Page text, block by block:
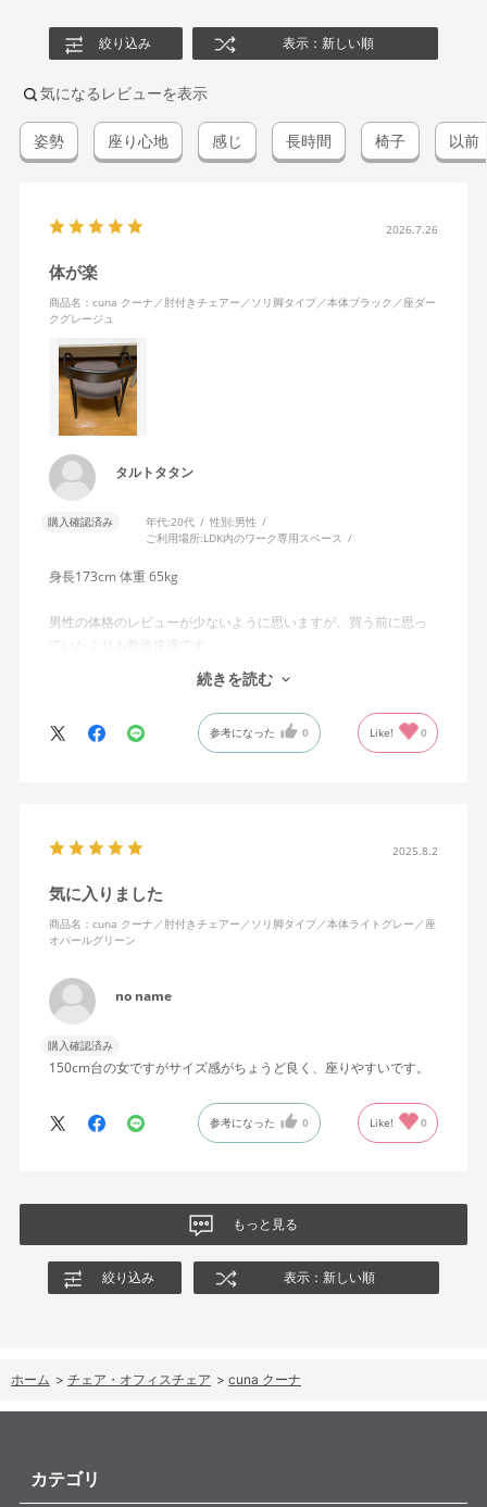
絞り込み 表示：新しい順
気になるレビューを表示
姿勢 座り心地 感じ 長時間 椅子 以前
2026.7.26
体が楽
商品名：cuna クーナ／肘付きチェアー／ソリ脚タイプ／本体ブラック／座ダー
クグレージュ
タルトタタン
購入確認済み 年代:20代 性別:男性
ご利用場所:LDK内のワーク専用スペース
身長173cm 体重 65kg
男性の体格のレビューが少ないように思いますが、買う前に思っ
ていたよりも数倍快適です。
クッションは薄く見えますが、私の体重を支えるには十分な弾力
と厚みがあります。さらに、おしりから腿の裏まである程度均等
に体重がかかるので、長時間座っていても座面に対して圧迫を感
じることがありません。
か、作業はもちろん、（褒められたことではないですが）机に突
でした。
また、床についてですが、フローリングに対して念のため薄いマ
少しでも興味を持つような人は、買って後悔することはないと思
活躍してくれるのではないかと思います。
続きを読む
参考になった 0 Like! 0
2025.8.2
気に入りました
商品名：cuna クーナ／肘付きチェアー／ソリ脚タイプ／本体ライトグレー／座
オパールグリーン
no name
購入確認済み
150cm台の女ですがサイズ感がちょうど良く、座りやすいです。
参考になった 0 Like! 0
もっと見る
絞り込み 表示：新しい順
ホーム > チェア・オフィスチェア > cuna クーナ
カテゴリ